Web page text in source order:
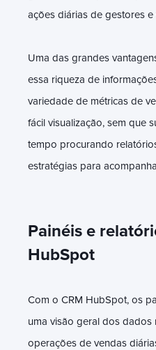
ações diárias de gestores
Uma das grandes
essa riqueza de
variedade de métricas de
fácil visualização, sem que
tempo procurando
estratégias para
Painéis e
HubSpot
Com o CRM HubSpot, os
uma visão geral dos dados
operações de vendas